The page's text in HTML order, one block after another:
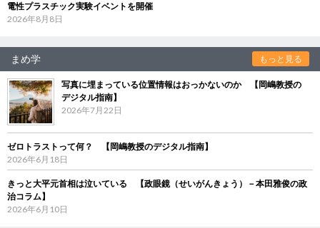
電性プラスチック実験イベントを開催
2026年8月8日
まめ学 もっと見る
写真に埋まっている位置情報はおっかないのか 【岡嶋教授の
デジタル指南】
2026年7月22日
ゼロトラストって何？ 【岡嶋教授のデジタル指南】
2026年6月18日
きっと大平元首相は泣いている 【政眼鏡（せいがんきょう）－本田雅俊の政
治コラム】
2026年6月10日